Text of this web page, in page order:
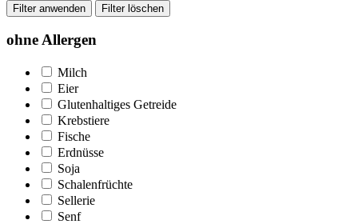
ohne Allergen
Milch
Eier
Glutenhaltiges Getreide
Krebstiere
Fische
Erdnüsse
Soja
Schalenfrüchte
Sellerie
Senf